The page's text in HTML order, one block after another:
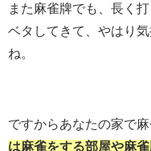
また麻雀牌でも、長く
ベタしてきて、やはり
ね。
ですからあなたの家で
は麻雀をする部屋や麻